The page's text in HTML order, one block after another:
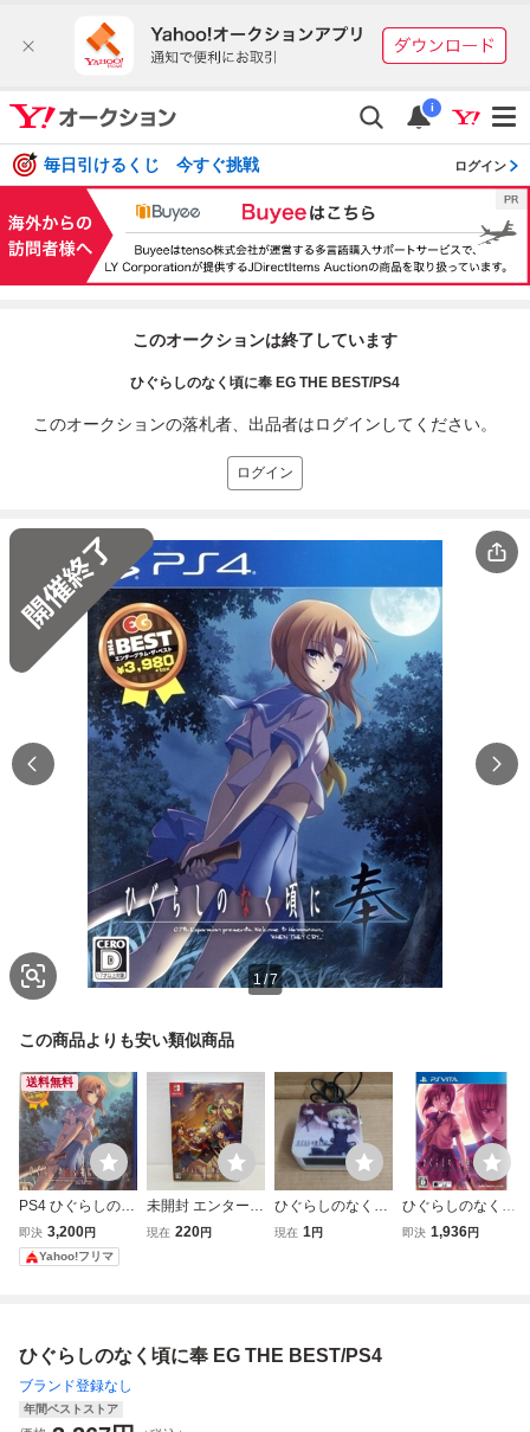
i
毎日引けるくじ 今すぐ挑戦 ログイン
このオークションは終了しています
ひぐらしのなく頃に奉 EG THE BEST/PS4
このオークションの落札者、出品者はログインしてください。
ログイン
1/7
この商品よりも安い類似商品
送料無料
PS4 ひぐらしのな
く頃に 奉 EG THE
BEST
即決 3,200円
Yahoo!フリマ
未開封 エンターグ
ラム Nintendo Swi
ト 260812Y19
現在 220円
ひぐらしのなく頃
に★デジタル時計
現在 1円
ひぐらしのなく頃
に粋/PSVITA
即決 1,936円
ひぐらしのなく頃に奉 EG THE BEST/PS4
ブランド登録なし
年間ベストストア